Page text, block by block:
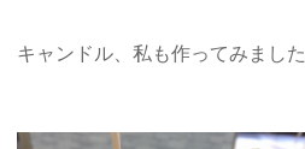
キャンドル、私も作ってみました